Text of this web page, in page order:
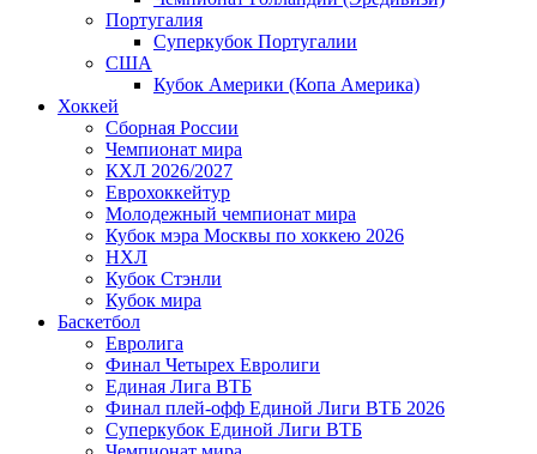
Португалия
Суперкубок Португалии
США
Кубок Америки (Копа Америка)
Хоккей
Сборная России
Чемпионат мира
КХЛ 2026/2027
Еврохоккейтур
Молодежный чемпионат мира
Кубок мэра Москвы по хоккею 2026
НХЛ
Кубок Стэнли
Кубок мира
Баскетбол
Евролига
Финал Четырех Евролиги
Единая Лига ВТБ
Финал плей-офф Единой Лиги ВТБ 2026
Суперкубок Единой Лиги ВТБ